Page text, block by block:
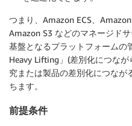
つまり、Amazon ECS、
Amazon S3 などのマネージド
基盤となるプラットフォーム
Heavy Lifting」(差別化につな
究または製品の差別化につなが
ちます。
前提条件